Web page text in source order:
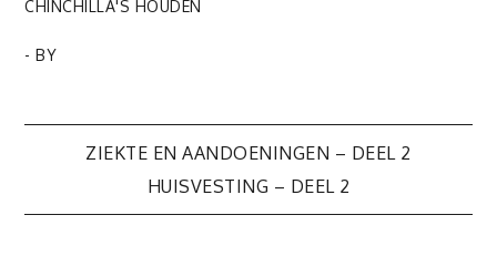
CHINCHILLA'S HOUDEN
- BY
Bericht
navigatie
ZIEKTE EN AANDOENINGEN – DEEL 2
HUISVESTING – DEEL 2